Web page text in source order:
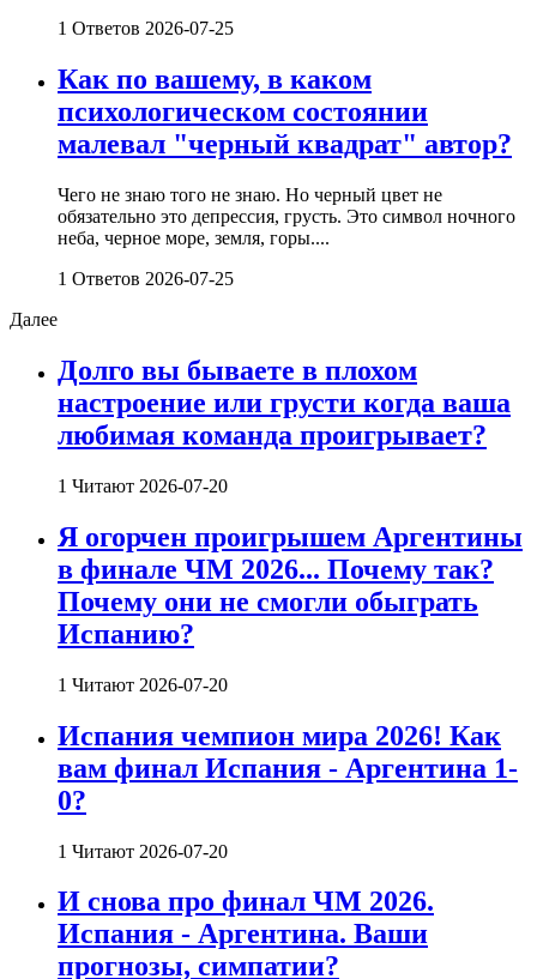
1 Ответов 2026-07-25
Как по вашему, в каком
психологическом состоянии
малевал "черный квадрат" автор?
Чего не знаю того не знаю. Но черный цвет не
обязательно это депрессия, грусть. Это символ ночного
неба, черное море, земля, горы....
1 Ответов 2026-07-25
Далее
Долго вы бываете в плохом
настроение или грусти когда ваша
любимая команда проигрывает?
1 Читают 2026-07-20
Я огорчен проигрышем Аргентины
в финале ЧМ 2026... Почему так?
Почему они не смогли обыграть
Испанию?
1 Читают 2026-07-20
Испания чемпион мира 2026! Как
вам финал Испания - Аргентина 1-
0?
1 Читают 2026-07-20
И снова про финал ЧМ 2026.
Испания - Аргентина. Ваши
прогнозы, симпатии?